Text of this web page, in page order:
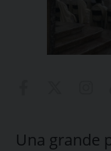
Una grande